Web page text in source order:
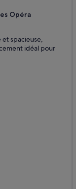
Opéra
spacieuse,
idéal pour